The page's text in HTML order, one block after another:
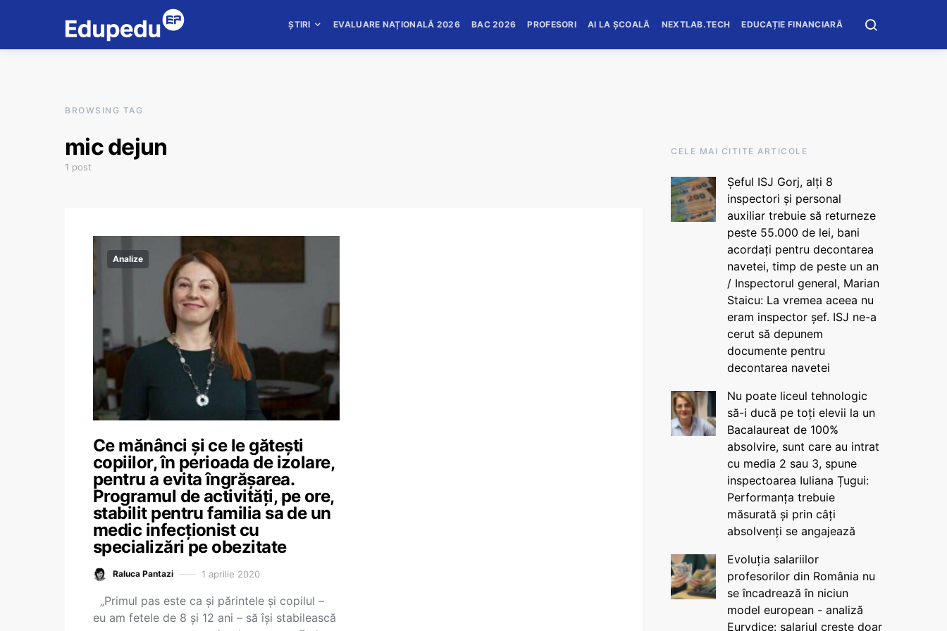
ȘTIRI EVALUARE NAȚIONALĂ 2026 BAC 2026 PROFESORI AI LA ȘCOALĂ NEXTLAB.TECH EDUCAȚIE FINANCIARĂ
BROWSING TAG
mic dejun
1 post
Analize
Ce mănânci și ce le gătești
copiilor, în perioada de izolare,
pentru a evita îngrășarea.
Programul de activități, pe ore,
stabilit pentru familia sa de un
medic infecționist cu
specializări pe obezitate
Raluca Pantazi 1 aprilie 2020
„Primul pas este ca și părintele și copilul –
eu am fetele de 8 și 12 ani – să își stabilească
CELE MAI CITITE ARTICOLE
Șeful ISJ Gorj, alți 8
inspectori și personal
auxiliar trebuie să returneze
peste 55.000 de lei, bani
acordați pentru decontarea
navetei, timp de peste un an
/ Inspectorul general, Marian
Staicu: La vremea aceea nu
eram inspector șef. ISJ ne-a
cerut să depunem
documente pentru
decontarea navetei
Nu poate liceul tehnologic
să-i ducă pe toți elevii la un
Bacalaureat de 100%
absolvire, sunt care au intrat
cu media 2 sau 3, spune
inspectoarea Iuliana Țugui:
Performanța trebuie
măsurată și prin câți
absolvenți se angajează
Evoluția salariilor
profesorilor din România nu
se încadrează în niciun
model european - analiză
Eurydice: salariul crește doar